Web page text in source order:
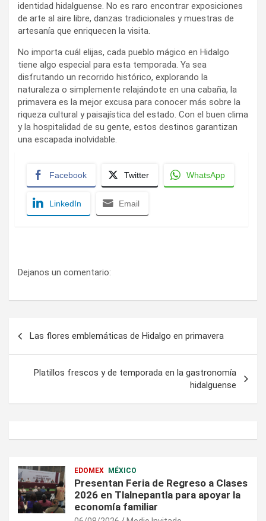
identidad hidalguense. No es raro encontrar exposiciones
de arte al aire libre, danzas tradicionales y muestras de
artesanía que enriquecen la visita.
No importa cuál elijas, cada pueblo mágico en Hidalgo
tiene algo especial para esta temporada. Ya sea
disfrutando un recorrido histórico, explorando la
naturaleza o simplemente relajándote en una cabaña, la
primavera es la mejor excusa para conocer más sobre la
riqueza cultural y paisajística del estado. Con el buen clima
y la hospitalidad de su gente, estos destinos garantizan
una escapada inolvidable.
Facebook Twitter WhatsApp
LinkedIn Email
Dejanos un comentario:
entradas
Las flores emblemáticas de Hidalgo en primavera
Platillos frescos y de temporada en la gastronomía
hidalguense
EDOMEX MÉXICO
Presentan Feria de Regreso a Clases
2026 en Tlalnepantla para apoyar la
economía familiar